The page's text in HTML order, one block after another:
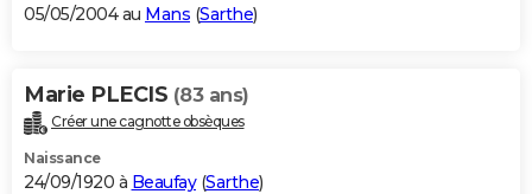
05/05/2004 au Mans (Sarthe)
Marie PLECIS (83 ans)
Créer une cagnotte obsèques
Naissance
24/09/1920 à Beaufay(Sarthe)